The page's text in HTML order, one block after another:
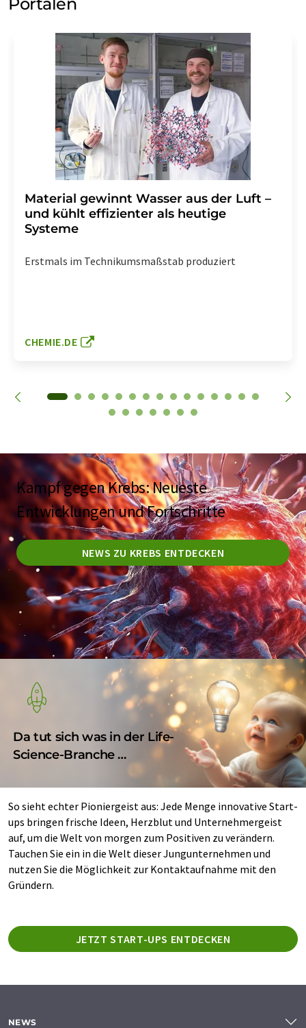
Material gewinnt Wasser aus der Luft –
und kühlt effizienter als heutige
Systeme
Erstmals im Technikumsmaßstab produziert
CHEMIE.DE
Kampf gegen Krebs: Neueste
Entwicklungen und Fortschritte
NEWS ZU KREBS ENTDECKEN
Da tut sich was in der Life-
Science-Branche …
So sieht echter Pioniergeist aus: Jede Menge innovative Start-
ups bringen frische Ideen, Herzblut und Unternehmergeist
auf, um die Welt von morgen zum Positiven zu verändern.
Tauchen Sie ein in die Welt dieser Jungunternehmen und
nutzen Sie die Möglichkeit zur Kontaktaufnahme mit den
Gründern.
JETZT START-UPS ENTDECKEN
NEWS